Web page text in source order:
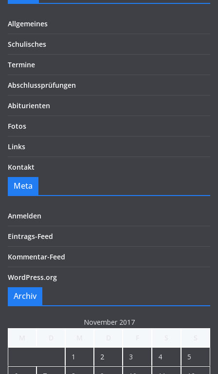
Allgemeines
Schulisches
Termine
Abschlussprüfungen
Abiturienten
Fotos
Links
Kontakt
Meta
Anmelden
Eintrags-Feed
Kommentar-Feed
WordPress.org
Archiv
November 2017
1 2 3 4 5